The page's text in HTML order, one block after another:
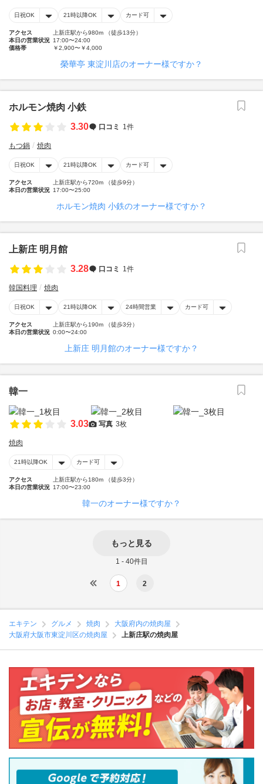
日祝OK 21時以降OK カード可
アクセス
上新庄駅から980m （徒歩13分）
本日の営業状況 17:00〜24:00
価格帯
￥2,900〜￥4,000
榮華亭 東淀川店のオーナー様ですか？
ホルモン焼肉 小鉄
3.30
口コミ 1件
もつ鍋 焼肉
日祝OK 21時以降OK カード可
アクセス
上新庄駅から720m （徒歩9分）
本日の営業状況 17:00〜25:00
ホルモン焼肉 小鉄のオーナー様ですか？
上新庄 明月館
3.28
口コミ 1件
韓国料理 焼肉
日祝OK 21時以降OK 24時間営業 カード可
アクセス
上新庄駅から190m （徒歩3分）
本日の営業状況 0:00〜24:00
上新庄 明月館のオーナー様ですか？
韓一
3.03 写真 3枚
焼肉
21時以降OK カード可
アクセス
上新庄駅から180m （徒歩3分）
本日の営業状況 17:00〜23:00
韓一のオーナー様ですか？
もっと見る
1 - 40件目
1 2
エキテン グルメ 焼肉
大阪府内の焼肉屋
大阪府大阪市東淀川区の焼肉屋
上新庄駅の焼肉屋